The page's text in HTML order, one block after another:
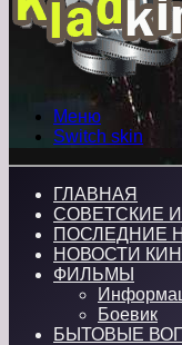
Меню
Switch skin
ГЛАВНАЯ
СОВЕТСКИЕ
ПОСЛЕДНИЕ
НОВОСТИ
ФИЛЬМЫ
Боевик
БЫТОВЫЕ